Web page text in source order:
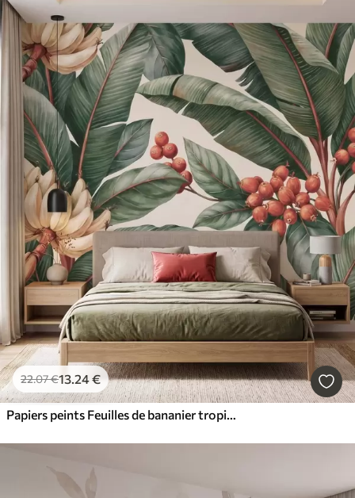
22.07€13.24€
Papiers peints Feuilles de bananier tropicales ornées de grappes de baies de café rouges, style aquarelle